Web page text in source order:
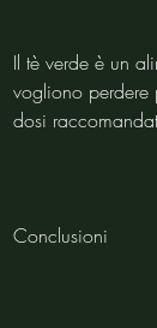
Il tè verde è un
vogliono perdere
dosi
Conclusioni